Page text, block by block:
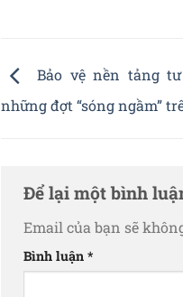
Bảo vệ nền tảng
những đợt “sóng ngầm”
Để lại một bình
Email của bạn sẽ
Bình luận *